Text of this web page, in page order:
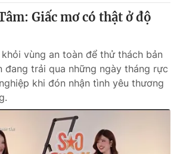
Giấc mơ có thật ở độ
vùng an toàn để thử thách bản
đang trải qua những ngày tháng rực
khi đón nhận tình yêu thương